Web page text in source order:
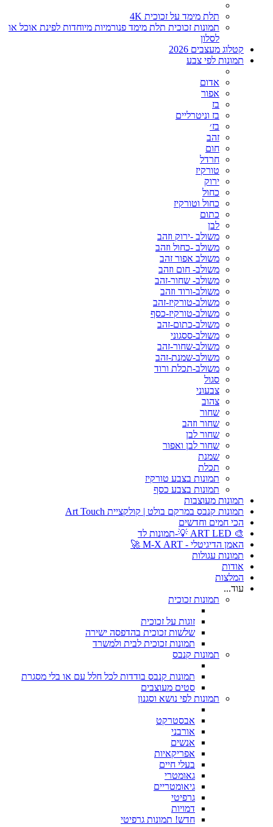
תלת מימד על זכוכית 4K
תמונות זכוכית תלת מימד פנורמיות מיוחדות לפינת אוכל או
לסלון
קטלוג מעצבים 2026
תמונות לפי צבע
אדום
אפור
בז
בז וניטרליים
בז׳
זהב
חום
חרדל
טורקיז
ירוק
כחול
כחול וטורקיז
כתום
לבן
משולב -ירוק וזהב
משולב -כחול וזהב
משולב אפור זהב
משולב- חום וזהב
משולב- שחור-זהב
משולב-ורוד וזהב
משולב-טורקיז-זהב
משולב-טורקיז-כסף
משולב-כתום-זהב
משולב-ססגוני
משולב-שחור-זהב
משולב-שמנת-זהב
משולב-תכלת ורוד
סגול
צבעוני
צהוב
שחור
שחור וזהב
שחור לבן
שחור לבן ואפור
שמנת
תכלת
תמונות בצבע טורקיז
תמונות בצבע כסף
תמונות מעוצבות
תמונות קנבס במרקם בולט | קולקציית Art Touch
הכי חמים וחדשים
🎨 ART LED 💡-תמונות לד
האמן הדיגיטלי - M-X ART 🚀
תמונות עגולות
אודות
המלצות
עוד...
תמונות זכוכית
זוגות על זכוכית
שלשות זכוכית בהדפסה ישירה
תמונות זכוכית לבית ולמשרד
תמונות קנבס
תמונות קנבס בודדות לכל חלל עם או בלי מסגרת
סטים מעוצבים
תמונות לפי נושא וסגנון
אבסטרקט
אורבני
אנשים
אפריקאיות
בעלי חיים
גאומטרי
גיאומטריים
גרפיטי
דמויות
חדש! תמונות גרפיטי